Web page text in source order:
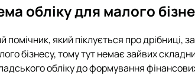
обліку для малого
який піклується про дрібниці,
бізнесу, тому тут немає зайвих
обліку до формування фінансових